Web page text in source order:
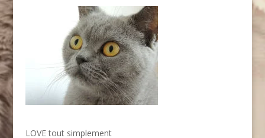
LOVE tout simplement